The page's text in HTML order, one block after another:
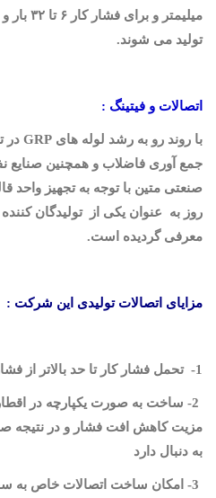
تولید می شوند.
اتصالات و فیتینگ :
با روند رو به رشد لوله های GRP در
جمع آوری فاضلاب و همچنین صنایع
صنعتی متین با توجه به تجهیز واحد
روز به
عنوان یکی از تولیدگان
معرفی گردیده است.
مزایای اتصالات تولیدی این شرکت :
1- تحمل فشار کار تا حد بالاتر از فشار اسمی لوله
مزیت کاهش افت فشار و در نتیجه
به دنبال دارد
3- امکان ساخت اتصالات خاص به سفارش مشتری